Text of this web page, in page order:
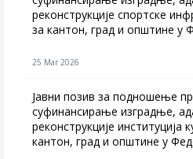
реконструкције спортске
за кантон, град и општине у
25 Mar 2026
Јавни позив за подношење
суфинансирање изградње,
реконструкције институција
кантон, град и општине у